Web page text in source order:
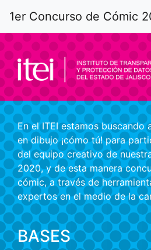
1er Concurso de Cómic
En el ITEI estamos buscando
en dibujo ¡cómo tú! para
del equipo creativo de
2020, y de esta manera
cómic, a través de
expertos en el medio de la
BASES